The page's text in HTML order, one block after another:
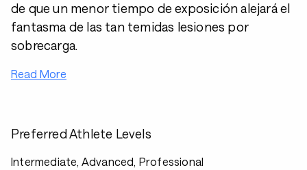
de que un menor tiempo de exposición alejará el
fantasma de las tan temidas lesiones por
sobrecarga.
Read More
Preferred Athlete Levels
Intermediate, Advanced, Professional